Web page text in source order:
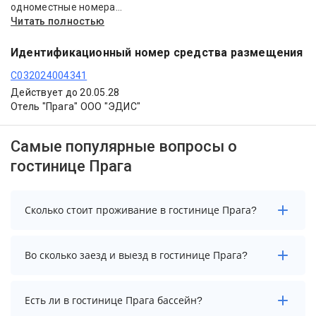
одноместные номера...
Читать полностью
Идентификационный номер средства размещения
С032024004341
Действует до 20.05.28
Отель "Прага" ООО "ЭДИС"
Самые популярные вопросы о
гостинице Прага
Сколько стоит проживание в гостинице Прага?
Стоимость проживания в гостинице Прага
начинается от 3400 рублей. Чтобы увидеть
Во сколько заезд и выезд в гостинице Прага?
Заезд возможен после 14:00, а выезд необходимо
осуществить до 12:00.
Есть ли в гостинице Прага бассейн?